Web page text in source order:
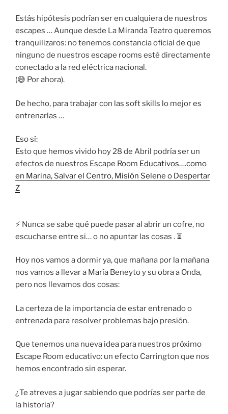
Estás hipótesis podrían ser en cualquiera de nuestros
escapes … Aunque desde La Miranda Teatro queremos
tranquilizaros: no tenemos constancia oficial de que
ninguno de nuestros escape rooms esté directamente
conectado a la red eléctrica nacional.
(😅 Por ahora).
De hecho, para trabajar con las soft skills lo mejor es
entrenarlas …
Eso sí:
Esto que hemos vivido hoy 28 de Abril podría ser un
efectos de nuestros Escape Room Educativos….como
en Marina, Salvar el Centro, Misión Selene o Despertar
Z
⚡ Nunca se sabe qué puede pasar al abrir un cofre, no
escucharse entre si… o no apuntar las cosas . ⏳
Hoy nos vamos a dormir ya, que mañana por la mañana
nos vamos a llevar a María Beneyto y su obra a Onda,
pero nos llevamos dos cosas:
La certeza de la importancia de estar entrenado o
entrenada para resolver problemas bajo presión.
Que tenemos una nueva idea para nuestros próximo
Escape Room educativo: un efecto Carrington que nos
hemos encontrado sin esperar.
¿Te atreves a jugar sabiendo que podrías ser parte de
la historia?